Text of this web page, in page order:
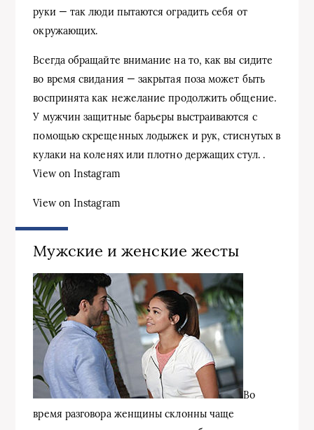
руки — так люди пытаются оградить себя от
окружающих.
Всегда обращайте внимание на то, как вы сидите
во время свидания — закрытая поза может быть
воспринята как нежелание продолжить общение.
У мужчин защитные барьеры выстраиваются с
помощью скрещенных лодыжек и рук, стиснутых в
кулаки на коленях или плотно держащих стул. .
View on Instagram
View on Instagram
Мужские и женские жесты
Во
время разговора женщины склонны чаще